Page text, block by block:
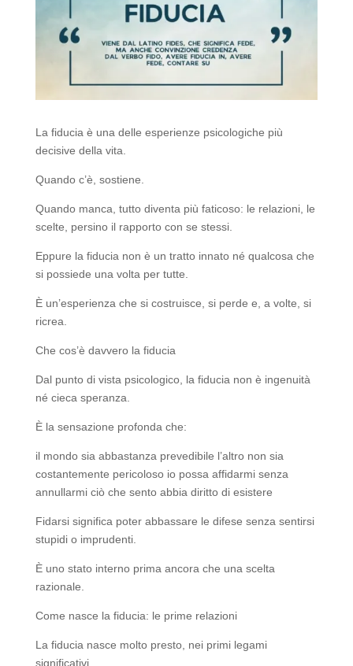
La fiducia è una delle esperienze psicologiche più
decisive della vita.
Quando c’è, sostiene.
Quando manca, tutto diventa più faticoso: le relazioni, le
scelte, persino il rapporto con se stessi.
Eppure la fiducia non è un tratto innato né qualcosa che
si possiede una volta per tutte.
È un’esperienza che si costruisce, si perde e, a volte, si
ricrea.
Che cos’è davvero la fiducia
Dal punto di vista psicologico, la fiducia non è ingenuità
né cieca speranza.
È la sensazione profonda che:
il mondo sia abbastanza prevedibile l’altro non sia
costantemente pericoloso io possa affidarmi senza
annullarmi ciò che sento abbia diritto di esistere
Fidarsi significa poter abbassare le difese senza sentirsi
stupidi o imprudenti.
È uno stato interno prima ancora che una scelta
razionale.
Come nasce la fiducia: le prime relazioni
La fiducia nasce molto presto, nei primi legami
significativi.